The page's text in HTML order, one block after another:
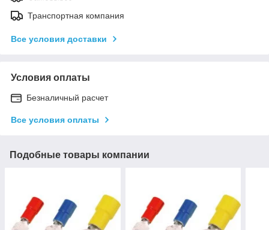
Транспортная компания
Все условия доставки
Условия оплаты
Безналичный расчет
Все условия оплаты
Подобные товары компании